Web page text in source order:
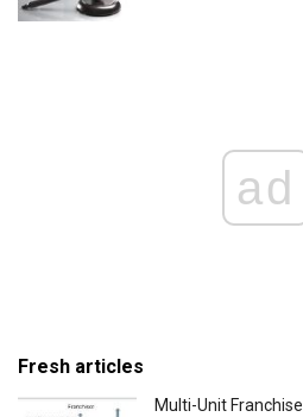
ad
Fresh articles
Multi-Unit Franchise